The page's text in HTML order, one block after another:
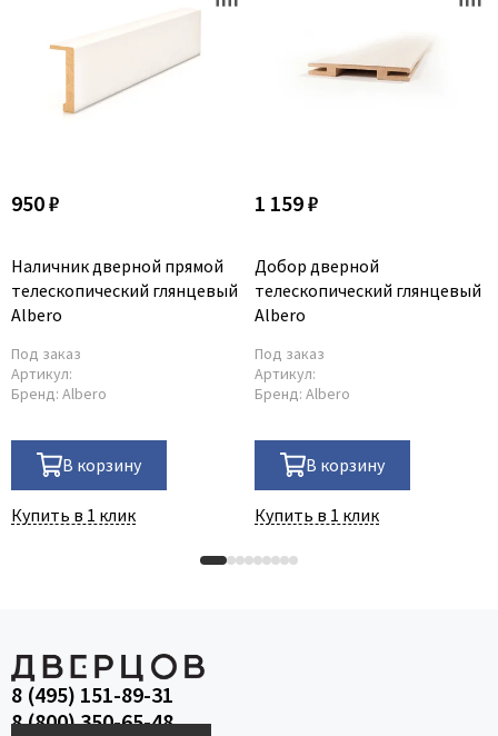
950 ₽
Наличник дверной прямой
телескопический глянцевый
Albero
Под заказ
Артикул:
Бренд: Albero
В корзину
Купить в 1 клик
1 159 ₽
Добор дверной
телескопический глянцевый
Albero
Под заказ
Артикул:
Бренд: Albero
В корзину
Купить в 1 клик
8 (495) 151-89-31
8 (800) 350-65-48